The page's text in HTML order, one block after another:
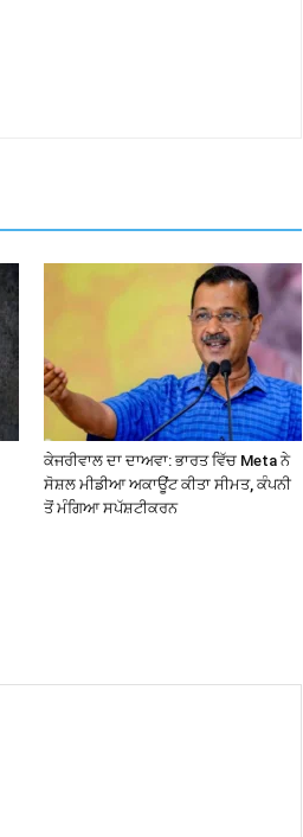
ਕੇਜਰੀਵਾਲ ਦਾ ਦਾਅਵਾ: ਭਾਰਤ ਵਿੱਚ Meta ਨੇ
ਸੋਸ਼ਲ ਮੀਡੀਆ ਅਕਾਊਂਟ ਕੀਤਾ ਸੀਮਤ, ਕੰਪਨੀ
ਤੋਂ ਮੰਗਿਆ ਸਪੱਸ਼ਟੀਕਰਨ